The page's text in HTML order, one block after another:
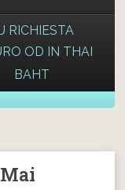
RICHIESTA
OD IN THAI
BAHT